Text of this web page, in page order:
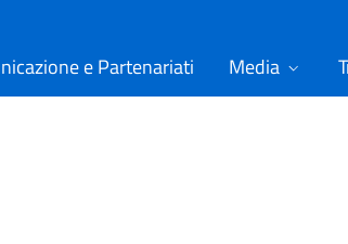
e Partenariati Media